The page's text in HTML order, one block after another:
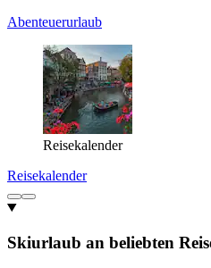
Abenteuerurlaub
Reisekalender
Reisekalender
Skiurlaub an beliebten